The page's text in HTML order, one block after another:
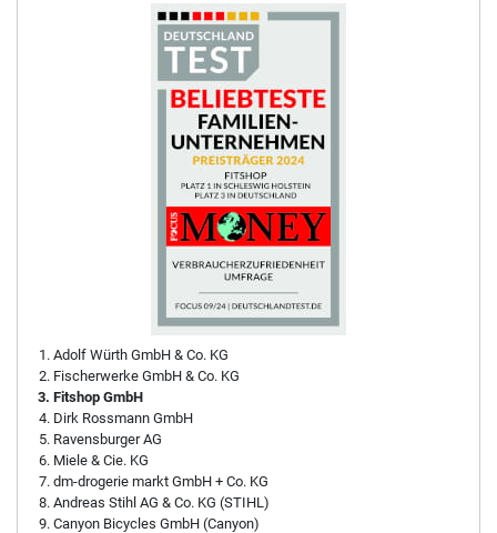
Adolf Würth GmbH & Co. KG
Fischerwerke GmbH & Co. KG
Fitshop GmbH
Dirk Rossmann GmbH
Ravensburger AG
Miele & Cie. KG
dm-drogerie markt GmbH + Co. KG
Andreas Stihl AG & Co. KG (STIHL)
Canyon Bicycles GmbH (Canyon)